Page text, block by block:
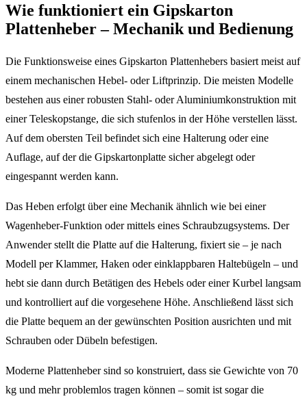
Wie funktioniert ein Gipskarton
Plattenheber – Mechanik und Bedienung
Die Funktionsweise eines Gipskarton Plattenhebers basiert meist auf
einem mechanischen Hebel- oder Liftprinzip. Die meisten Modelle
bestehen aus einer robusten Stahl- oder Aluminiumkonstruktion mit
einer Teleskopstange, die sich stufenlos in der Höhe verstellen lässt.
Auf dem obersten Teil befindet sich eine Halterung oder eine
Auflage, auf der die Gipskartonplatte sicher abgelegt oder
eingespannt werden kann.
Das Heben erfolgt über eine Mechanik ähnlich wie bei einer
Wagenheber-Funktion oder mittels eines Schraubzugsystems. Der
Anwender stellt die Platte auf die Halterung, fixiert sie – je nach
Modell per Klammer, Haken oder einklappbaren Haltebügeln – und
hebt sie dann durch Betätigen des Hebels oder einer Kurbel langsam
und kontrolliert auf die vorgesehene Höhe. Anschließend lässt sich
die Platte bequem an der gewünschten Position ausrichten und mit
Schrauben oder Dübeln befestigen.
Moderne Plattenheber sind so konstruiert, dass sie Gewichte von 70
kg und mehr problemlos tragen können – somit ist sogar die